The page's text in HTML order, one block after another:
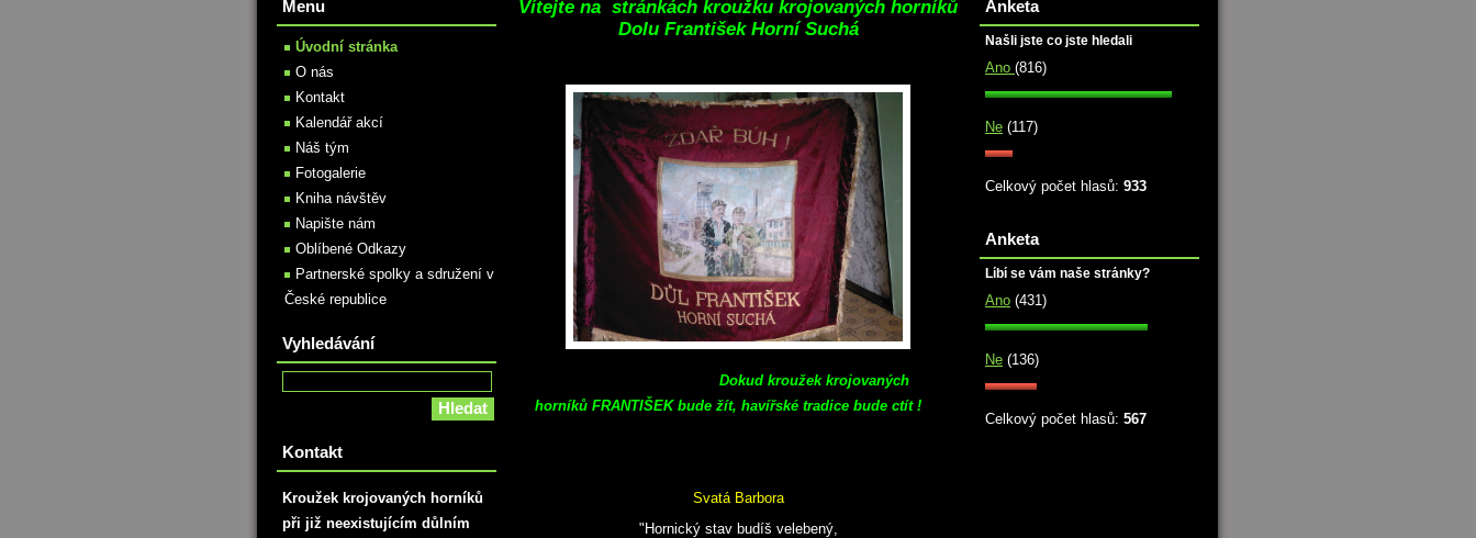
Vítejte na stránkách kroužku krojovaných horníků
Dolu František Horní Suchá
Dokud kroužek krojovaných
horníků FRANTIŠEK bude žít, havířské tradice bude ctít !
Svatá Barbora
"Hornický stav budíš velebený,
Anketa
Našli jste co jste hledali
Ano (816)
Ne (117)
Celkový počet hlasů: 933
Anketa
Líbí se vám naše stránky?
Ano (431)
Ne (136)
Celkový počet hlasů: 567
Menu
Úvodní stránka
O nás
Kontakt
Kalendář akcí
Náš tým
Fotogalerie
Kniha návštěv
Napište nám
Oblíbené Odkazy
Partnerské spolky a sdružení v
České republice
Vyhledávání
Kontakt
Kroužek krojovaných horníků
při již neexistujícím důlním